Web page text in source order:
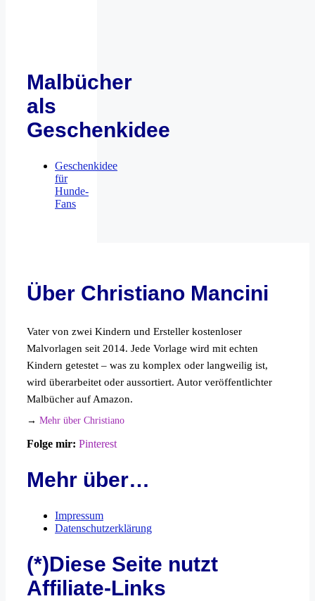
Malbücher
als
Geschenkidee
Geschenkidee
für
Hunde-
Fans
Über Christiano Mancini
Vater von zwei Kindern und Ersteller kostenloser
Malvorlagen seit 2014. Jede Vorlage wird mit echten
Kindern getestet – was zu komplex oder langweilig ist,
wird überarbeitet oder aussortiert. Autor veröffentlichter
Malbücher auf Amazon.
→ Mehr über Christiano
Folge mir: Pinterest
Mehr über…
Impressum
Datenschutzerklärung
(*)Diese Seite nutzt
Affiliate-Links